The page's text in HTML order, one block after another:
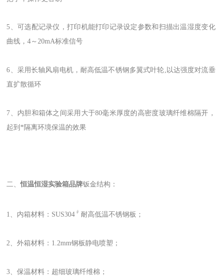
5、可选配记录仪，打印机能打印记录设定参数和扫描出温湿度变化
曲线，4～20mA标准信号
6、采用长轴风扇电机，耐高低温不锈钢多翼式叶轮,以达强度对流垂
直扩散循环
7、内胆和箱体之间采用大于80毫米厚度的高密度玻璃纤维棉隔开，
起到*隔离环境保温的效果
二、恒温恒湿实验箱品牌钣金结构：
1、内箱材料：SUS304 ﹟ 耐高低温不锈钢板；
2、外箱材料：1.2mm钢板静电喷塑；
3、保温材料：超细玻璃纤维棉；